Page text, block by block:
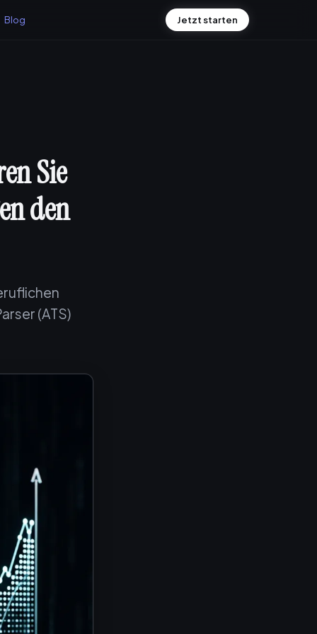
Blog Jetzt starten
Sie
den
(ATS)